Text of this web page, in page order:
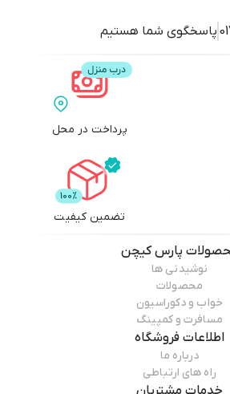
پاسخگوی شما هستیم
پرداخت در محل
تضمین کیفیت
پارس کیچن
نوشیدنی ها
محصولات
خواب و دکوراسیون
مسافرت و کمپینگ
اطلاعات فروشگاه
درباره ما
راه های ارتباطی